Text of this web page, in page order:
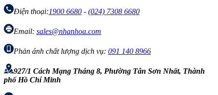
Điện thoại:1900 6680 - (024) 7308 6680
Email: sales@nhanhoa.com
Phản ánh chất lượng dịch vụ: 091 140 8966
927/1 Cách Mạng Tháng 8, Phường Tân Sơn Nhất, Thành
phố Hồ Chí Minh